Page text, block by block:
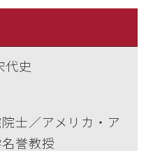
代史
士／アメリカ・ア
誉教授